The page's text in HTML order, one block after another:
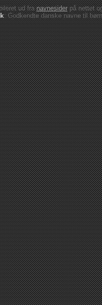
ud franavnesiderpå nettet
: Godkendte danskenavne til børn